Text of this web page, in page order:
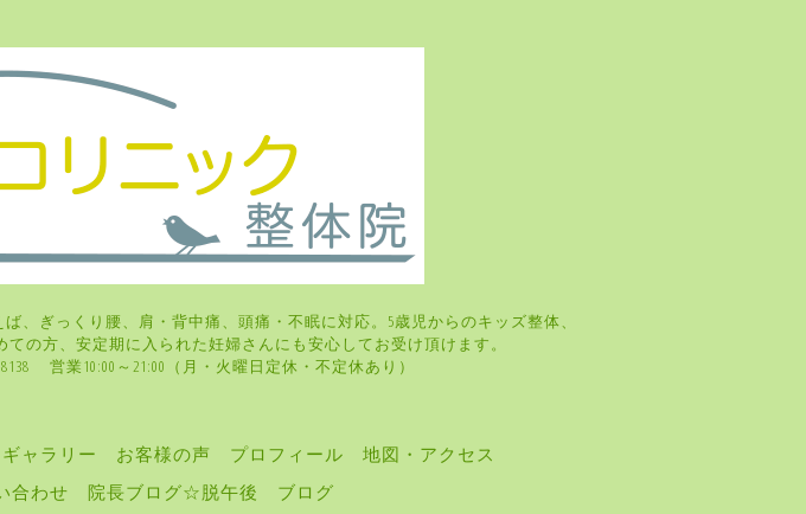
ぎっくり腰、肩・背中痛、頭痛・不眠に対応。5歳児からのキッズ整体、
めての方、安定期に入られた妊婦さんにも安心してお受け頂けます。
営業10:00～21:00（月・火曜日定休・不定休あり）
ャラリー お客様の声 プロフィール
地図・アクセス
合わせ 院長ブログ☆脱午後 ブログ